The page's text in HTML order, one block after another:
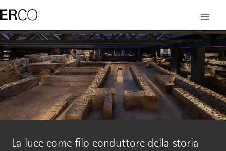
La luce come filo conduttore della storia